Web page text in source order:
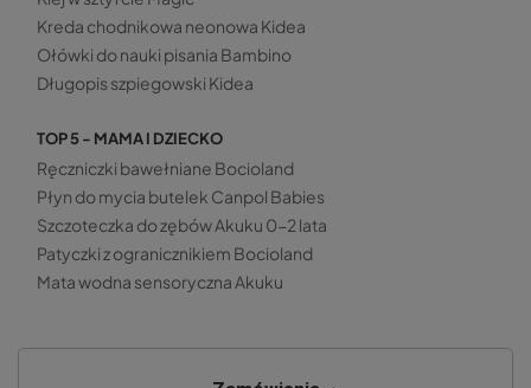
Kreda chodnikowa neonowa Kidea
Ołówki do nauki pisania Bambino
Długopis szpiegowski Kidea
TOP 5 - MAMA I DZIECKO
Ręczniczki bawełniane Bocioland
Płyn do mycia butelek Canpol Babies
Szczoteczka do zębów Akuku 0-2 lata
Patyczki z ogranicznikiem Bocioland
Mata wodna sensoryczna Akuku